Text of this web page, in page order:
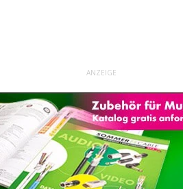
ANZEIGE